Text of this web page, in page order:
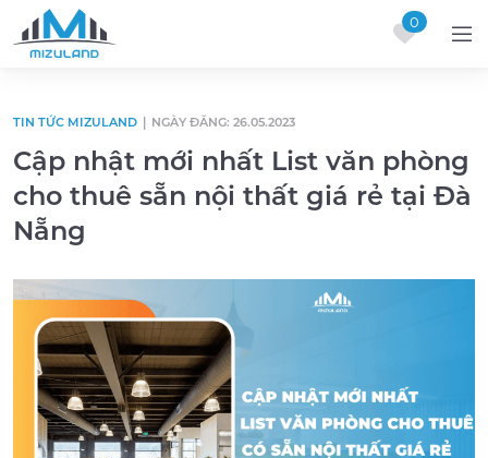
0
TIN TỨC MIZULAND NGÀY ĐĂNG: 26.05.2023
Cập nhật mới nhất List văn phòng
cho thuê sẵn nội thất giá rẻ tại Đà
Nẵng